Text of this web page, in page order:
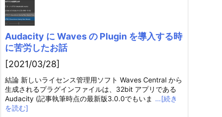
Audacity に Waves の Plugin を導入する時
に苦労したお話
[2021/03/28]
結論 新しいライセンス管理用ソフト Waves Central から
生成されるプラグインファイルは、32bit アプリである
Audacity (記事執筆時点の最新版3.0.0でもいま …[続き
を読む]